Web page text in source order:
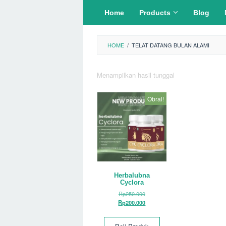
konten
Home Products Blog
HOME / TELAT DATANG BULAN ALAMI
Menampilkan hasil tunggal
Obral!
Herbalubna
Cyclora
Rp250.000Harga
aslinya
Rp250.000.
Rp200.000Harga
ini